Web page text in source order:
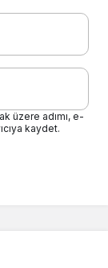
üzere adımı, e-
kaydet.